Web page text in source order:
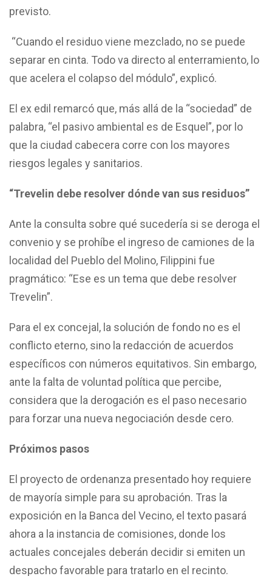
previsto.
“Cuando el residuo viene mezclado, no se puede
separar en cinta. Todo va directo al enterramiento, lo
que acelera el colapso del módulo”, explicó.
El ex edil remarcó que, más allá de la “sociedad” de
palabra, “el pasivo ambiental es de Esquel”, por lo
que la ciudad cabecera corre con los mayores
riesgos legales y sanitarios.
“Trevelin debe resolver dónde van sus residuos”
Ante la consulta sobre qué sucedería si se deroga el
convenio y se prohíbe el ingreso de camiones de la
localidad del Pueblo del Molino, Filippini fue
pragmático: “Ese es un tema que debe resolver
Trevelin”.
Para el ex concejal, la solución de fondo no es el
conflicto eterno, sino la redacción de acuerdos
específicos con números equitativos. Sin embargo,
ante la falta de voluntad política que percibe,
considera que la derogación es el paso necesario
para forzar una nueva negociación desde cero.
Próximos pasos
El proyecto de ordenanza presentado hoy requiere
de mayoría simple para su aprobación. Tras la
exposición en la Banca del Vecino, el texto pasará
ahora a la instancia de comisiones, donde los
actuales concejales deberán decidir si emiten un
despacho favorable para tratarlo en el recinto.